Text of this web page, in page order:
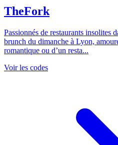
TheFork
Passionnés de restaurants insolites
brunch du dimanche à Lyon,
romantique ou d’un resta...
Voir les codes